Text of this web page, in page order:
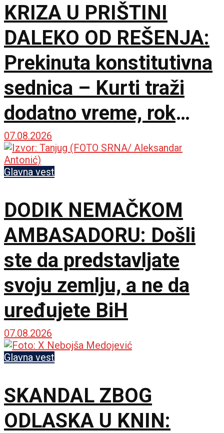
KRIZA U PRIŠTINI
DALEKO OD REŠENJA:
Prekinuta konstitutivna
sednica – Kurti traži
dodatno vreme, rok
Ustavnog suda ističe
sutra
07.08.2026
Glavna vest
DODIK NEMAČKOM
AMBASADORU: Došli
ste da predstavljate
svoju zemlju, a ne da
uređujete BiH
07.08.2026
Glavna vest
SKANDAL ZBOG
ODLASKA U KNIN: